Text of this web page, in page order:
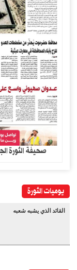
صحيفة الثورة الجمعه 24 صفر 1448-
يوميات الثورة
القائد الذي يشبه شعبه